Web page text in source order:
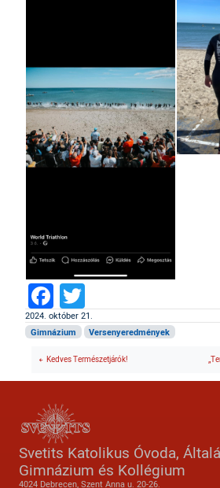
Facebook
2024. október 21.
Gimnázium Versenyeredmények
Kedves Természetjárók!
Svetits Katolikus Óvoda,
Gimnázium és Kollégium
4024 Debrecen, Szent Anna u. 20-26.